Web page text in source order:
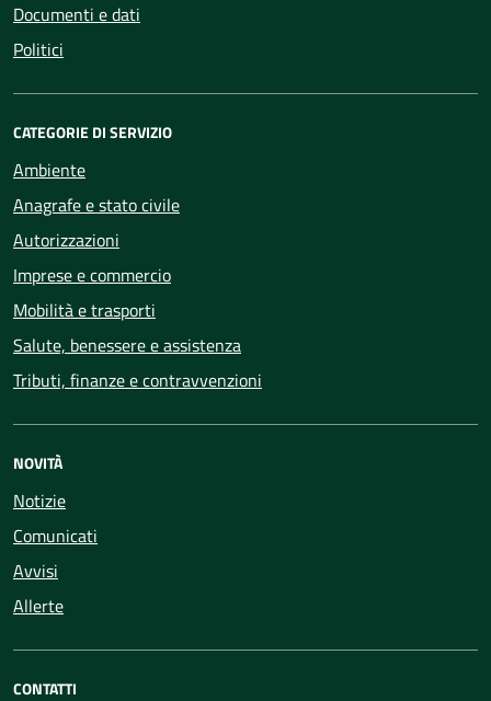
Documenti e dati
Politici
CATEGORIE DI SERVIZIO
Ambiente
Anagrafe e stato civile
Autorizzazioni
Imprese e commercio
Mobilità e trasporti
Salute, benessere e assistenza
Tributi, finanze e contravvenzioni
NOVITÀ
Notizie
Comunicati
Avvisi
Allerte
CONTATTI